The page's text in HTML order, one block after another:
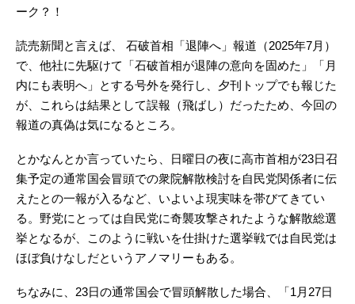
ーク？！
読売新聞と言えば、 石破首相「退陣へ」報道（2025年7月）
で、他社に先駆けて「石破首相が退陣の意向を固めた」「月
内にも表明へ」とする号外を発行し、夕刊トップでも報じた
が、これらは結果として誤報（飛ばし）だったため、今回の
報道の真偽は気になるところ。
とかなんとか言っていたら、日曜日の夜に高市首相が23日召
集予定の通常国会冒頭での衆院解散検討を自民党関係者に伝
えたとの一報が入るなど、いよいよ現実味を帯びてきてい
る。野党にとっては自民党に奇襲攻撃されたような解散総選
挙となるが、このように戦いを仕掛けた選挙戦では自民党は
ほぼ負けなしだというアノマリーもある。
ちなみに、23日の通常国会で冒頭解散した場合、「1月27日